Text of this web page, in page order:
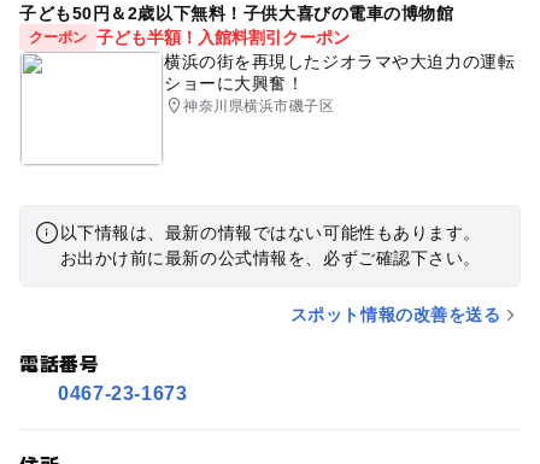
子ども50円＆2歳以下無料！子供大喜びの電車の博物館
クーポン 子ども半額！入館料割引クーポン
横浜の街を再現したジオラマや大迫力の運転
ショーに大興奮！
神奈川県横浜市磯子区
以下情報は、最新の情報ではない可能性もあります。
お出かけ前に最新の公式情報を、必ずご確認下さい。
スポット情報の改善を送る
電話番号
0467-23-1673